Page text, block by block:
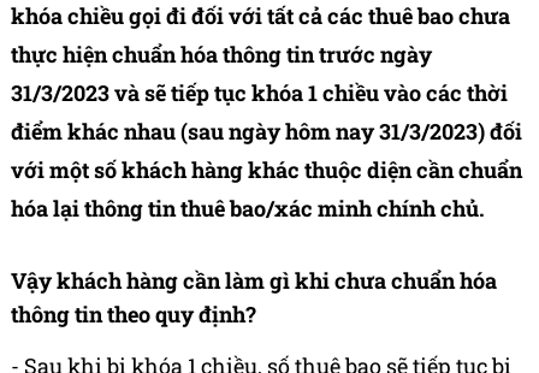
khóa chiều gọi đi đối với tất cả các thuê bao chưa
thực hiện chuẩn hóa thông tin trước ngày
31/3/2023 và sẽ tiếp tục khóa 1 chiều vào các thời
điểm khác nhau (sau ngày hôm nay 31/3/2023) đối
với một số khách hàng khác thuộc diện cần chuẩn
hóa lại thông tin thuê bao/xác minh chính chủ.
Vậy khách hàng cần làm gì khi chưa chuẩn hóa
thông tin theo quy định?
- Sau khi bị khóa 1 chiều, số thuê bao sẽ tiếp tục bị